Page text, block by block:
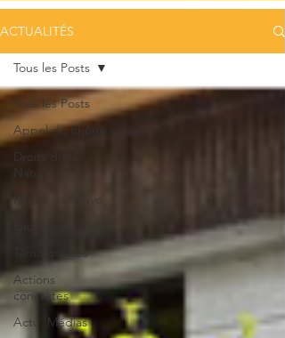
ACTUALITÉS
Tous les Posts
Appel du Rhône
Droits de la
Nature
Rhône, le fleuve
Témoignages
Actions
concrètes
Actu. Médias
Tous les Posts